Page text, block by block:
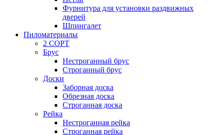
Фурнитура для установки раздвижных
дверей
Шпингалет
Пиломатериалы
2 СОРТ
Брус
Нестроганный брус
Строганный брус
Доски
Заборная доска
Обрезная доска
Строганная доска
Рейка
Нестроганная рейка
Строганная рейка